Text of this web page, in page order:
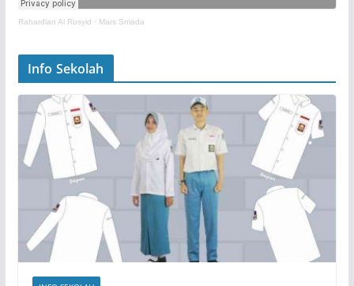
Rahardian Al Rosyid · Mars Smada
Info Sekolah